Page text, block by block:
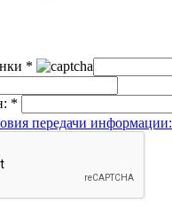
*
*
передачи информации: